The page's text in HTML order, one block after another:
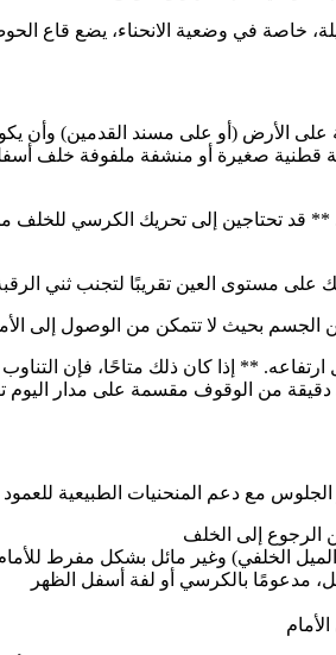
خاصة في وضعية الانحناء، يضع قاع
قطنية صغيرة أو منشفة ملفوفة خلف
** قد تحتاجين إلى تحريك الكرسي
مستوى العين تقريبًا لتجنب ثني
الجسم بحيث لا تتمكن من الوصول إلى
** إذا كان ذلك متاحًا، فإن
مع دعم المنحنيات الطبيعية
الرجوع إلى الخلف
الخلفي) وغير مائل بشكل مفرط للأمام
مدعومًا بالكرسي أو لفة أسفل الظهر